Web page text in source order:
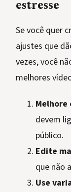
estresse
Se você quer
ajustes que
vezes, você
melhores
Melhore
devem
público.
Edite
que não
Use